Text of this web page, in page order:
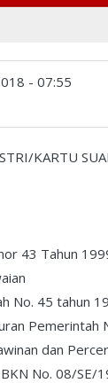
- 07:55
KARTU
43 Tahun
No. 45 tahun
Pemerintah
dan
No. 08/SE/